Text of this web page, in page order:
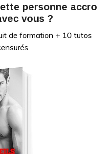
à tout moment.
personne accro
vous ?
de formation + 10 tutos